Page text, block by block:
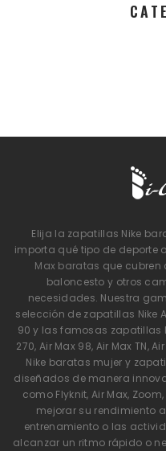
Elija la zapatillas Nike
importa qué tipo de deporte
Max baratas que cubren
baloncesto y otros
necesidades. Nuestra
selección de zapatillas Nike
90 y las famosas zapatillas
270, Air Max 98, Air Max TN,
Nike baratas mujer y
diseñados de manera
como Flyknit, Air Max,
mejorar su rendimiento
entrenamiento o las
alcanzar un ritmo rápido o